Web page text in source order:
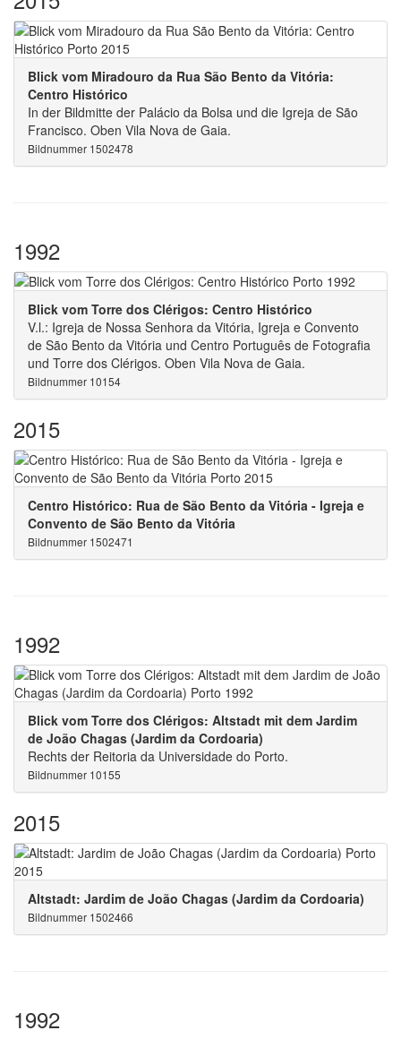
Blick vom Miradouro da Rua São Bento da Vitória:
Centro Histórico
In der Bildmitte der Palácio da Bolsa und die Igreja de São
Francisco. Oben Vila Nova de Gaia.
Bildnummer 1502478
1992
Blick vom Torre dos Clérigos: Centro Histórico
V.l.: Igreja de Nossa Senhora da Vitória, Igreja e Convento
de São Bento da Vitória und Centro Português de Fotografia
und Torre dos Clérigos. Oben Vila Nova de Gaia.
Bildnummer 10154
2015
Centro Histórico: Rua de São Bento da Vitória - Igreja e
Convento de São Bento da Vitória
Bildnummer 1502471
1992
Blick vom Torre dos Clérigos: Altstadt mit dem Jardim
de João Chagas (Jardim da Cordoaria)
Rechts der Reitoria da Universidade do Porto.
Bildnummer 10155
2015
Altstadt: Jardim de João Chagas (Jardim da Cordoaria)
Bildnummer 1502466
1992